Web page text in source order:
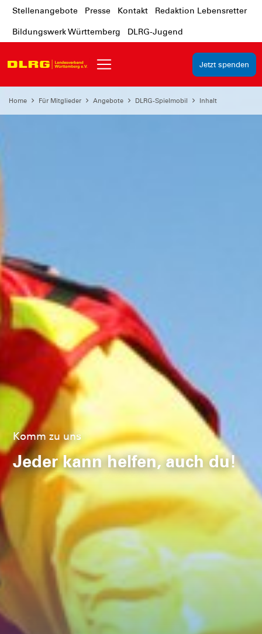
Stellenangebote Presse Kontakt Redaktion Lebensretter
Bildungswerk Württemberg DLRG-Jugend
Jetzt spenden
Home Für Mitglieder Angebote DLRG-Spielmobil Inhalt
Komm zu uns
Jeder kann helfen, auch du!
seit 1913 im Einsatz fürs
Leben
Gemeinsam stark
Wasserrettung